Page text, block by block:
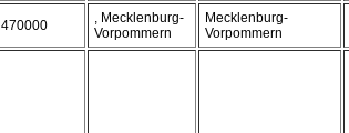
470000
, Mecklenburg-
Vorpommern
Mecklenburg-
Vorpommern